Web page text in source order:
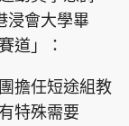
浸會大學畢
道」：
擔任短途組教
特殊需要